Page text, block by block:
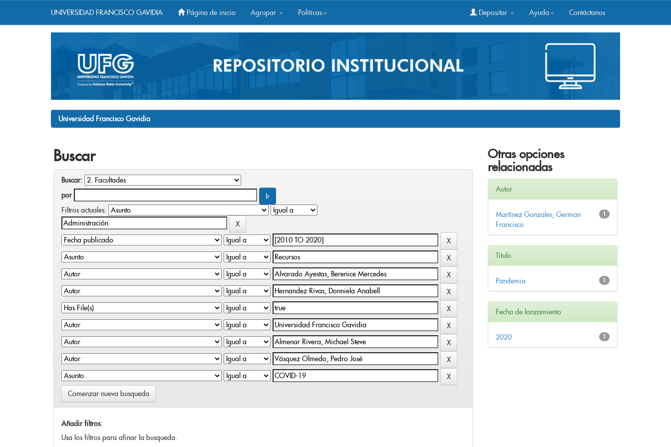
UNIVERSIDAD FRANCISCO GAVIDIA Página de inicio Agrupar Políticas Depositar Ayuda Contáctanos
Universidad Francisco Gavidia
Buscar
Buscar:
por
Filtros actuales:
Comenzar nueva busqueda
Añadir filtros:
Usa los filtros para afinar la busqueda.
Otras opciones
relacionadas
Autor
1
Martínez Gonzales, German
Francisco
Título
1
Pandemia
Fecha de lanzamiento
1
2020